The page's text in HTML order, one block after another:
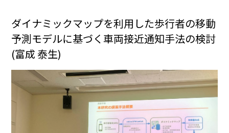
ダイナミックマップを利用した歩行者の移動
予測モデルに基づく車両接近通知手法の検討
(富成 泰生)